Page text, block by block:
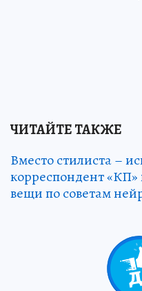
ЧИТАЙТЕ ТАКЖЕ
Вместо стилиста –
корреспондент
вещи по советам